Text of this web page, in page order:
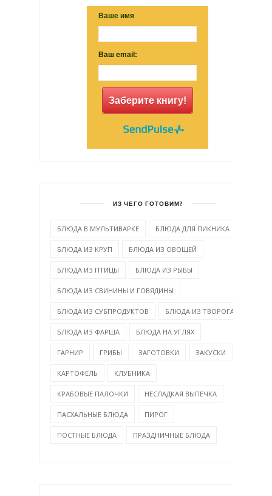
Ваше имя
Ваш email:
Заберите книгу!
ИЗ ЧЕГО ГОТОВИМ?
БЛЮДА В МУЛЬТИВАРКЕ БЛЮДА ДЛЯ ПИКНИКА
БЛЮДА ИЗ КРУП БЛЮДА ИЗ ОВОЩЕЙ
БЛЮДА ИЗ ПТИЦЫ БЛЮДА ИЗ РЫБЫ
БЛЮДА ИЗ СВИНИНЫ И ГОВЯДИНЫ
БЛЮДА ИЗ СУБПРОДУКТОВ БЛЮДА ИЗ ТВОРОГА
БЛЮДА ИЗ ФАРША БЛЮДА НА УГЛЯХ
ГАРНИР ГРИБЫ ЗАГОТОВКИ ЗАКУСКИ
КАРТОФЕЛЬ КЛУБНИКА
КРАБОВЫЕ ПАЛОЧКИ НЕСЛАДКАЯ ВЫПЕЧКА
ПАСХАЛЬНЫЕ БЛЮДА ПИРОГ
ПОСТНЫЕ БЛЮДА ПРАЗДНИЧНЫЕ БЛЮДА